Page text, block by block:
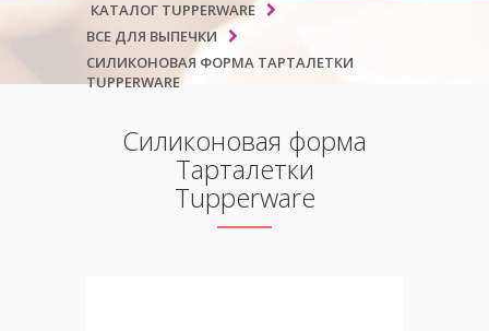
КАТАЛОГ TUPPERWARE
ВСЕ ДЛЯ ВЫПЕЧКИ
СИЛИКОНОВАЯ ФОРМА ТАРТАЛЕТКИ
TUPPERWARE
Силиконовая форма
Тарталетки
Tupperware